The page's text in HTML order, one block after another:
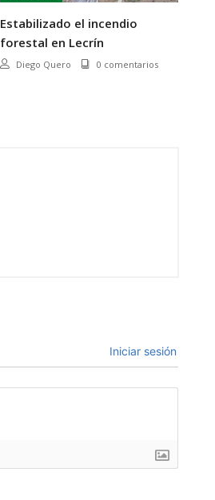
Estabilizado el incendio
forestal en Lecrín
Diego Quero 0 comentarios
Iniciar sesión